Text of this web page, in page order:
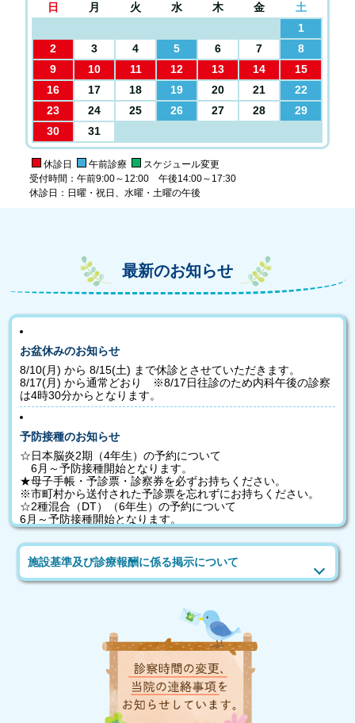
日 月 火 水 木 金
土
1
2
3 4 5 6 7
8
9
10 11 12 13 14
15
16
17 18 19 20 21
22
23
24 25 26 27 28
29
30
31
休診日 午前診療
スケジュール変更
受付時間：午前9:00～12:00 午後14:00～17:30
休診日：日曜・祝日、水曜・土曜の午後
最新のお知らせ
お盆休みのお知らせ
8/10(月) から 8/15(土) まで休診とさせていただきます。
8/17(月) から通常どおり ※8/17日往診のため内科午後の診察
は4時30分からとなります。
予防接種のお知らせ
☆日本脳炎2期（4年生）の予約について
6月～予防接種開始となります。
★母子手帳・予診票・診察券を必ずお持ちください。
※市町村から送付された予診票を忘れずにお持ちください。
☆2種混合（DT）（6年生）の予約について
6月～予防接種開始となります。
★母子手帳・予診票・診察券を必ずお持ちください。
※市町村から送付された予診票を忘れずにお持ちください。
BCGのお知らせ
令和8年4月よりBCG接種が個別接種になります。
当院では第2木曜日と第4火曜日の月2回実施日を設けていま
１ヶ月前から予約可能となりますので、予防接種予約フォーム
≪BCG予約≫よりご予約ください。
予防接種・乳児健診予約について
◎予防接種・乳児健診予約時間の5分前の来院をお願い致しま
施設基準及び診療報酬に係る掲示について